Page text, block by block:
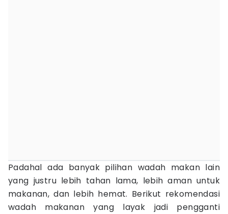
Padahal ada banyak pilihan wadah makan lain
yang justru lebih tahan lama, lebih aman untuk
makanan, dan lebih hemat. Berikut rekomendasi
wadah makanan yang layak jadi pengganti